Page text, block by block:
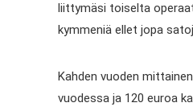
liittymäsi toiselta
kymmeniä ellet jopa
Kahden vuoden
vuodessa ja 120 euroa